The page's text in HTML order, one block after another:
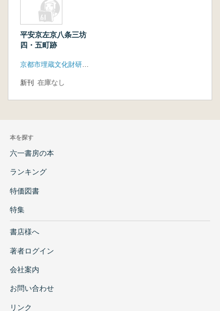
平安京左京八条三坊
四・五町跡
京都市埋蔵文化財研究所
新刊 在庫なし
本を探す
六一書房の本
ランキング
特価図書
特集
書店様へ
著者ログイン
会社案内
お問い合わせ
リンク